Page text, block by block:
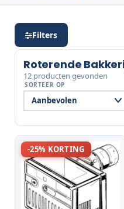
Filters
Roterende
12 producten gevonden
SORTEER OP
-25% KORTING